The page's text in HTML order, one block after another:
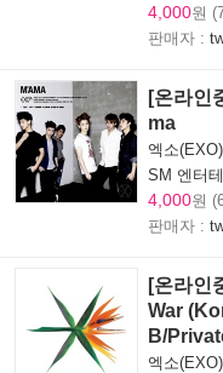
4,000원
판매자 :
[온라인
ma
엑소(EXO)
SM 엔터
4,000원
판매자 :
[온라인
War
B/
엑소(EXO)